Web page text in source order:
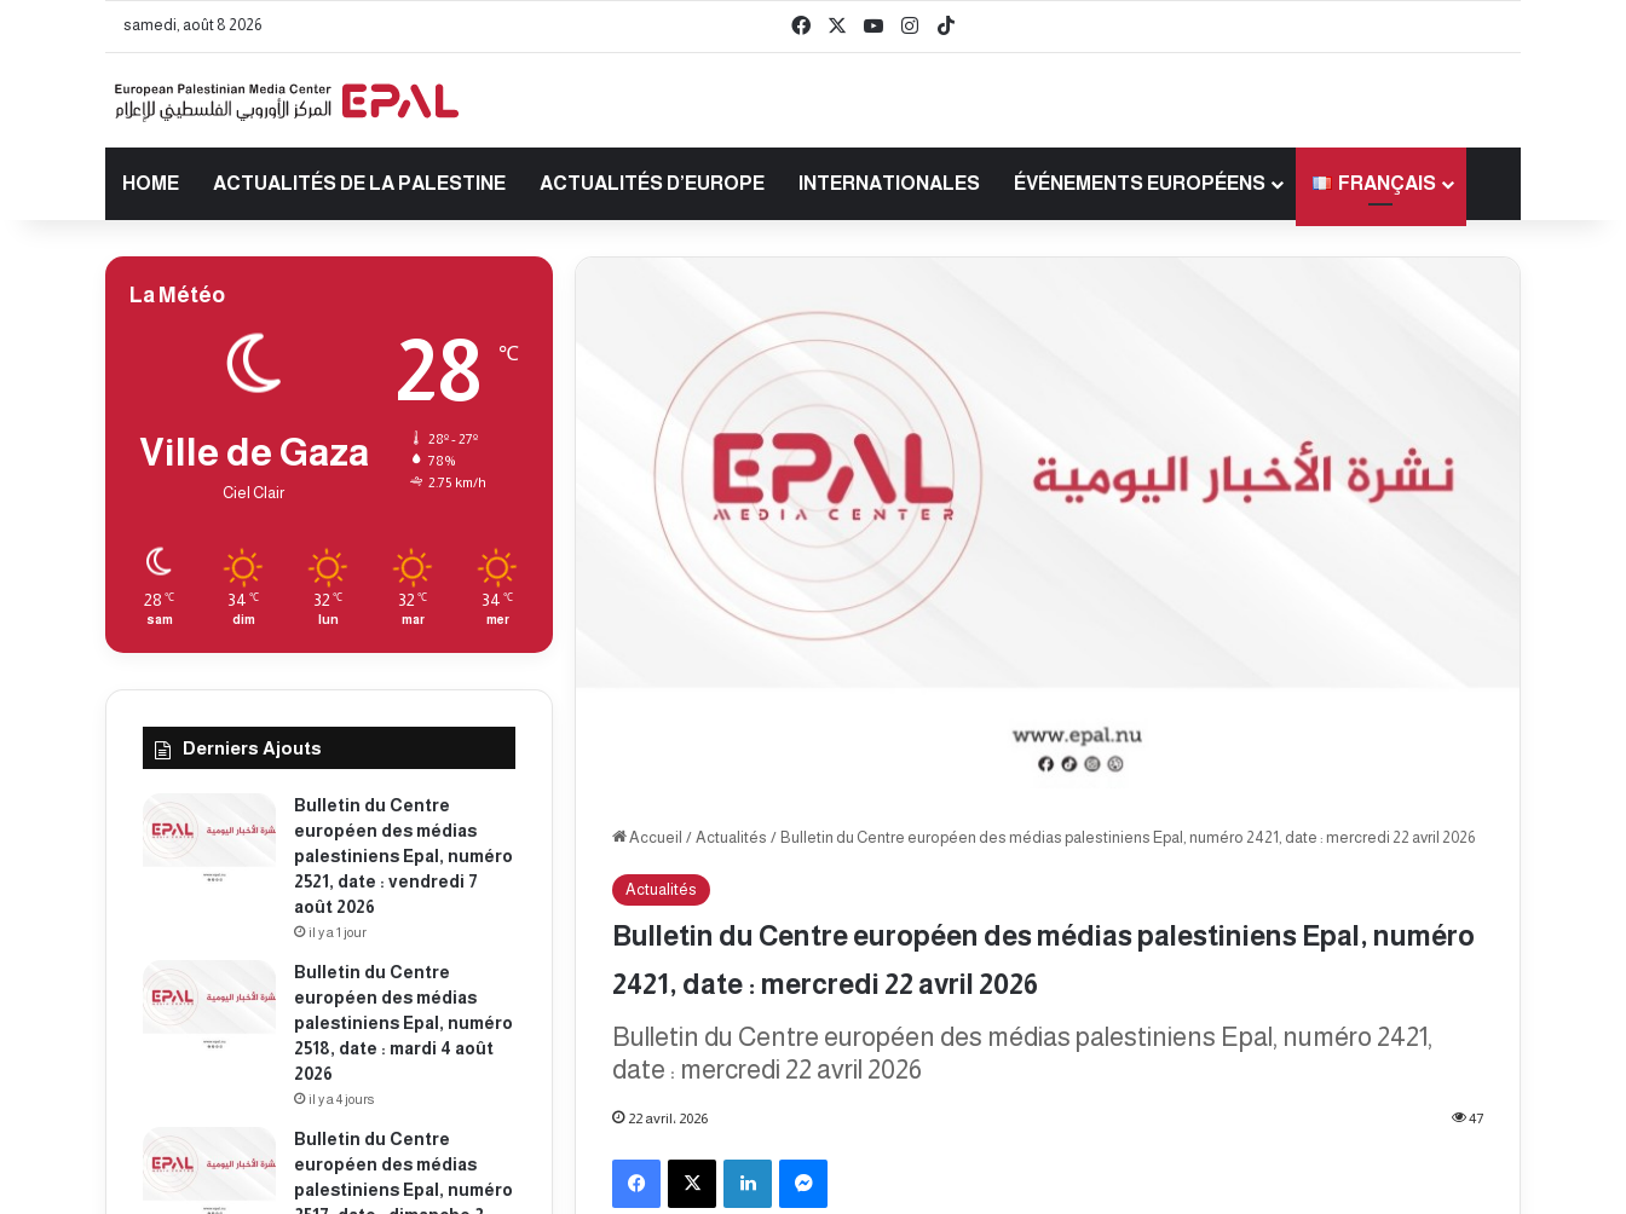
samedi, août 8 2026 FacebookYouTubeInstagram
HOME ACTUALITÉS DE LA PALESTINE ACTUALITÉS D’EUROPE INTERNATIONALES ÉVÉNEMENTS EUROPÉENS FRANÇAIS
Accueil / Actualités / Bulletin du Centre européen des médias palestiniens Epal, numéro 2421, date : mercredi 22 avril 2026
Actualités
Bulletin du Centre européen des médias palestiniens Epal, numéro
2421, date : mercredi 22 avril 2026
Bulletin du Centre européen des médias palestiniens Epal, numéro 2421,
date : mercredi 22 avril 2026
22 avril، 2026 47
Facebook X Linkedin
La Météo
Ville de Gaza
Ciel Clair
28 ℃
28º - 27º
78%
2.75 km/h
28 ℃
sam
34 ℃
dim
32 ℃
lun
32 ℃
mar
34 ℃
mer
Derniers Ajouts
Bulletin du Centre
européen des médias
palestiniens Epal, numéro
2521, date : vendredi 7
août 2026
il y a 1 jour
Bulletin du Centre
européen des médias
palestiniens Epal, numéro
2518, date : mardi 4 août
2026
il y a 4 jours
Bulletin du Centre
européen des médias
palestiniens Epal, numéro